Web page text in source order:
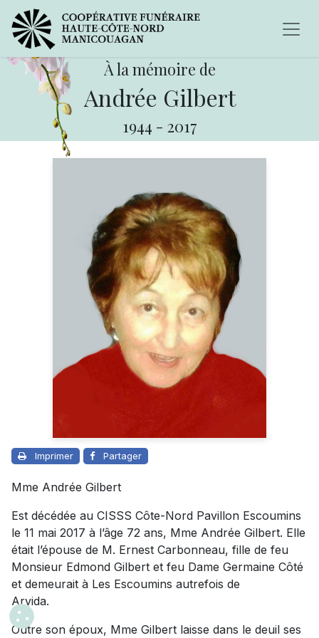
À la mémoire de
Andrée Gilbert
1944 - 2017
Imprimer Partager
Mme Andrée Gilbert
Est décédée au CISSS Côte-Nord Pavillon Escoumins
le 11 mai 2017 à l’âge 72 ans, Mme Andrée Gilbert. Elle
était l’épouse de M. Ernest Carbonneau, fille de feu
Monsieur Edmond Gilbert et feu Dame Germaine Côté
et demeurait à Les Escoumins autrefois de
Arvida.
Outre son époux, Mme Gilbert laisse dans le deuil ses